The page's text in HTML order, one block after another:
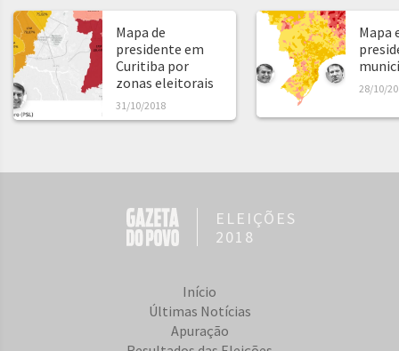
Mapa de
presidente em
Curitiba por
zonas eleitorais
31/10/2018
Mapa
28/10/
ELEIÇÕES
2018
Início
Últimas Notícias
Apuração